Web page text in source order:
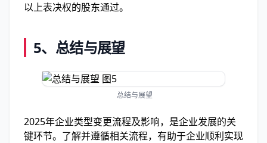
以上表决权的股东通过。
5、总结与展望
总结与展望
2025年企业类型变更流程及影响，是企业发展的关
键环节。了解并遵循相关流程，有助于企业顺利实现